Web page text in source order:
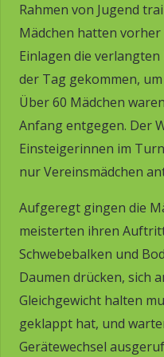
Rahmen von Jugend
Mädchen hatten
Einlagen die
der Tag gekommen,
Über 60 Mädchen
Anfang entgegen. Der
Einsteigerinnen im
nur Vereinsmädchen
Aufgeregt gingen die
meisterten ihren
Schwebebalken und
Daumen drücken, sich
Gleichgewicht halten
geklappt hat, und
Gerätewechsel